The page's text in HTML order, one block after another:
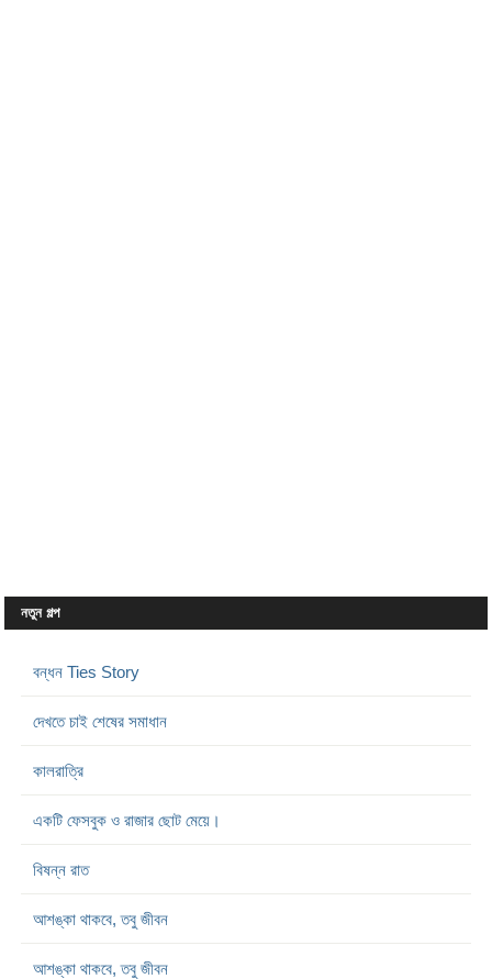
নতুন গল্প
বন্ধন Ties Story
দেখতে চাই শেষের সমাধান
কালরাত্রি
একটি ফেসবুক ও রাজার ছোট মেয়ে।
বিষন্ন রাত
আশঙ্কা থাকবে, তবু জীবন
আশঙ্কা থাকবে, তবু জীবন